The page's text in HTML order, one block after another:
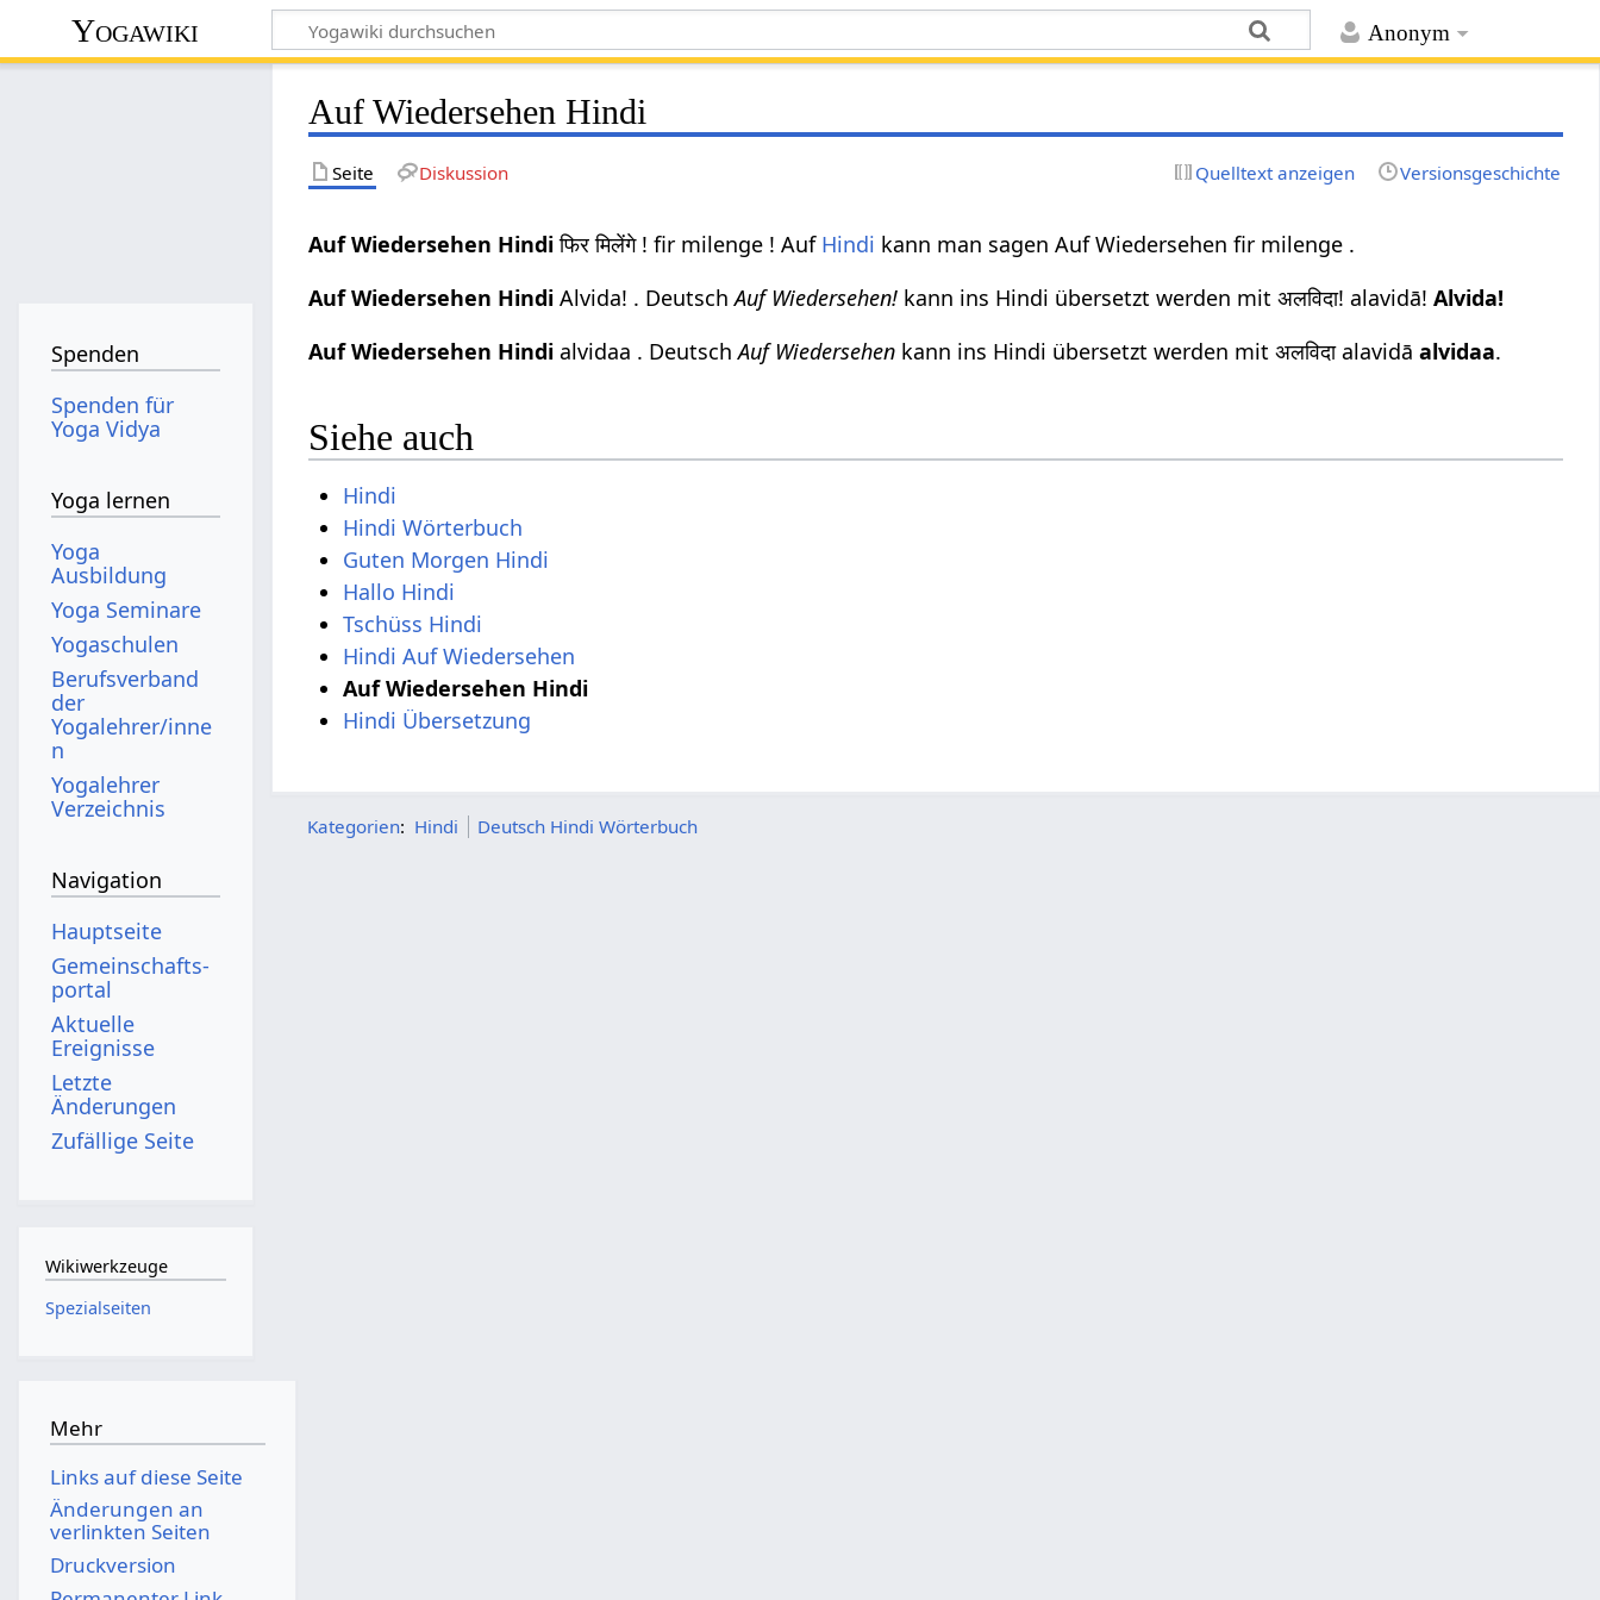
Anonym
Yogawiki
Auf Wiedersehen Hindi
Seite Diskussion Quelltext anzeigen Versionsgeschichte
Auf Wiedersehen Hindiफिर मिलेंगे ! fir milenge ! Auf Hindi kann man sagen Auf Wiedersehen fir milenge .
Auf Wiedersehen Hindi Alvida! . DeutschAuf Wiedersehen! kann ins Hindi übersetzt werden mit अलविदा! alavidā!Alvida!
Auf Wiedersehen Hindi alvidaa . DeutschAuf Wiedersehen kann ins Hindi übersetzt werden mit अलविदा alavidāalvidaa.
Siehe auch
Hindi
Hindi Wörterbuch
Guten Morgen Hindi
Hallo Hindi
Tschüss Hindi
Hindi Auf Wiedersehen
Auf Wiedersehen Hindi
Hindi Übersetzung
Kategorien: Hindi Deutsch Hindi Wörterbuch
Spenden
Spenden für
Yoga Vidya
Yoga lernen
Yoga
Ausbildung
Yoga Seminare
Yogaschulen
Berufsverband
der
Yogalehrer/inne
n
Yogalehrer
Verzeichnis
Navigation
Hauptseite
Gemeinschafts­
portal
Aktuelle
Ereignisse
Letzte
Änderungen
Zufällige Seite
Wikiwerkzeuge
Spezialseiten
Mehr
Links auf diese Seite
Änderungen an
verlinkten Seiten
Druckversion